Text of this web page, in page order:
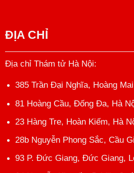
ĐỊA CHỈ
Địa chỉ Thám tử Hà Nội:
385 Trần Đại Nghĩa, Hoàng
81 Hoàng Cầu, Đống Đa, Hà
23 Hàng Tre, Hoàn Kiếm, Hà
28b Nguyễn Phong Sắc, Cầu
93 P. Đức Giang, Đức Giang,